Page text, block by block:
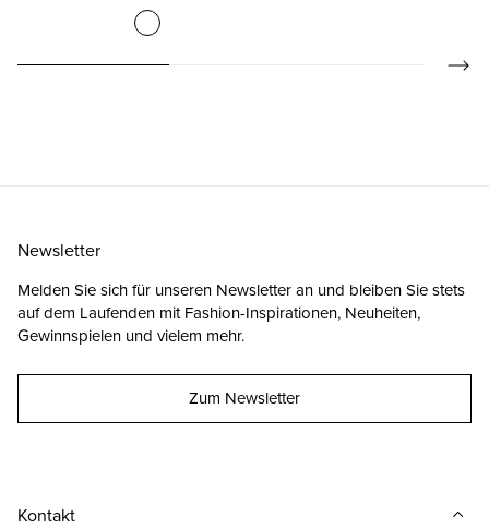
Kontakt
Newsletter
Melden Sie sich für unseren Newsletter an und bleiben Sie stets
auf dem Laufenden mit Fashion-Inspirationen, Neuheiten,
Gewinnspielen und vielem mehr.
Zum Newsletter